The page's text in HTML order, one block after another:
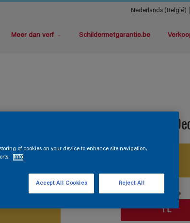
Nederlands (België)
Meer dan verf Schildermetgarantie.be
Permaline
Verpakkingsgrootte
1 L
of cookies on your device to enhance site navigation,
Info
Reject All
Accept All Cookies